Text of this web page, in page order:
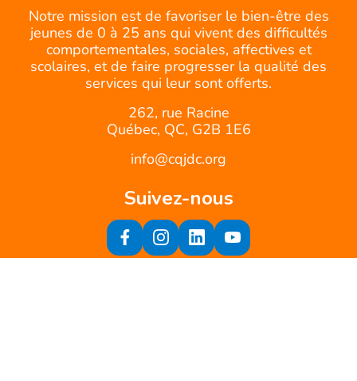
Notre mission est de favoriser le bien-être des
jeunes de 0 à 25 ans qui vivent des difficultés
comportementales, sociales, affectives et
scolaires, et de faire progresser la qualité des
services qui leur sont offerts.
262, rue Racine
Québec, QC, G2B 1E6
info@cqjdc.org
Suivez-nous